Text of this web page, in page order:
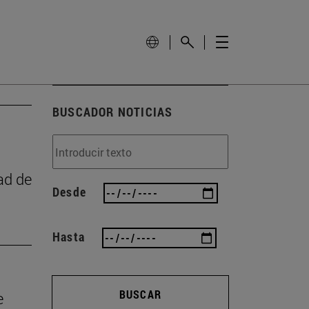
de
BUSCADOR NOTICIAS
Desde
Hasta
BUSCAR